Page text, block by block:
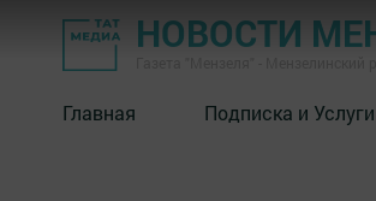
НОВОСТИ
Главная Подписка и Услуги